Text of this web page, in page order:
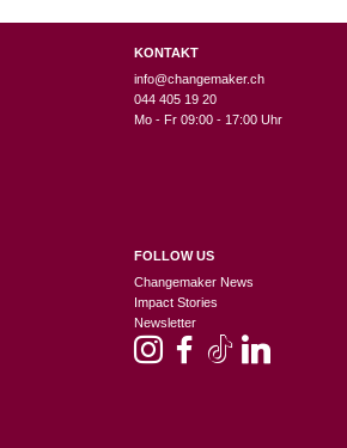
KONTAKT
info@changemaker.ch
044 405 19 20
Mo - Fr 09:00 - 17:00 Uhr
FOLLOW US
Changemaker News
Impact Stories
Newsletter